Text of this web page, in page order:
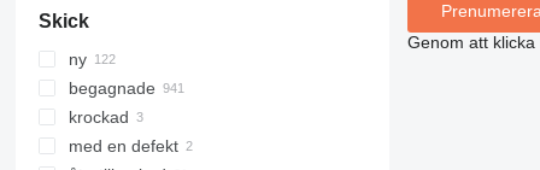
365
374
390
395
Skick
ny
begagnade
krockad
med en defekt
Genom att